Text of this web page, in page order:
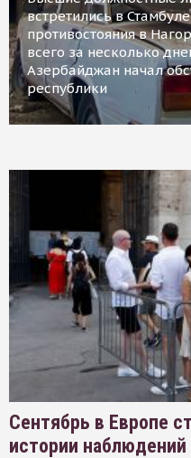
встретились в
противостояния в
всего за несколько
Азербайджан начал
республики
Сентябрь в Европе
истории наблюдений